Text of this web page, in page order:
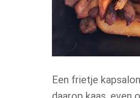
Een frietje